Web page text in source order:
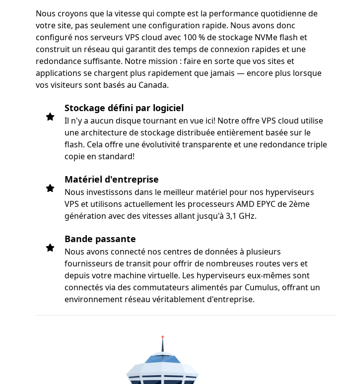
Nous croyons que la vitesse qui compte est la performance quotidienne de
votre site, pas seulement une configuration rapide. Nous avons donc
configuré nos serveurs VPS cloud avec 100 % de stockage NVMe flash et
construit un réseau qui garantit des temps de connexion rapides et une
redondance suffisante. Notre mission : faire en sorte que vos sites et
applications se chargent plus rapidement que jamais — encore plus lorsque
vos visiteurs sont basés au Canada.
Stockage défini par logiciel
Il n'y a aucun disque tournant en vue ici! Notre offre VPS cloud utilise
une architecture de stockage distribuée entièrement basée sur le
flash. Cela offre une évolutivité transparente et une redondance triple
copie en standard!
Matériel d'entreprise
Nous investissons dans le meilleur matériel pour nos hyperviseurs
VPS et utilisons actuellement les processeurs AMD EPYC de 2ème
génération avec des vitesses allant jusqu'à 3,1 GHz.
Bande passante
Nous avons connecté nos centres de données à plusieurs
fournisseurs de transit pour offrir de nombreuses routes vers et
depuis votre machine virtuelle. Les hyperviseurs eux-mêmes sont
connectés via des commutateurs alimentés par Cumulus, offrant un
environnement réseau véritablement d'entreprise.